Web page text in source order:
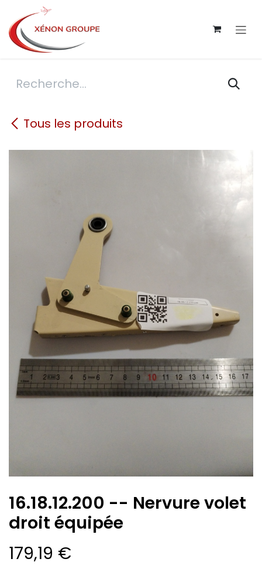
Se rendre au contenu
Tous les produits
16.18.12.200 -- Nervure volet
droit équipée
179,19 €